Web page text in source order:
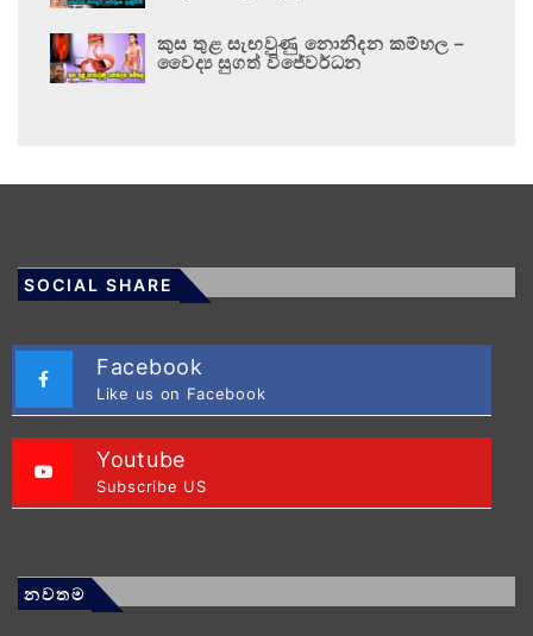
කුස තුළ සැඟවුණු නොනිදන කම්හල –
වෛද්‍ය සුගත් විජේවර්ධන
SOCIAL SHARE
Facebook
Like us on Facebook
Youtube
Subscribe US
නවතම